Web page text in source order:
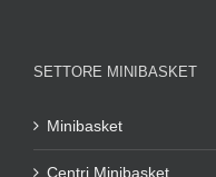
SETTORE MINIBASKET
Minibasket
Centri Minibasket